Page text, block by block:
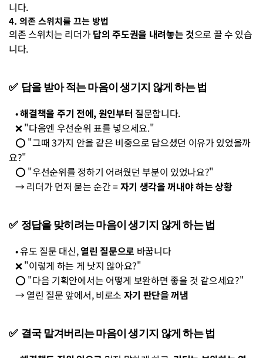
니다.
4. 의존 스위치를 끄는 방법
의존 스위치는 리더가 답의 주도권을 내려놓는 것으로 끌 수 있습
니다.
✅  답을 받아 적는 마음이 생기지 않게 하는 법
   •
해결책을 주기 전에, 원인부터 질문합니다.
   ❌ "다음엔 우선순위 표를 넣으세요."
요?"
   ⭕ "우선순위를 정하기 어려웠던 부분이 있었나요?"
   → 리더가 먼저 묻는 순간 =
자기 생각을 꺼내야 하는 상황
✅  정답을 맞히려는 마음이 생기지 않게 하는 법
   • 유도 질문 대신,
열린 질문으로 바꿉니다
   ❌ "이렇게 하는 게 낫지 않아요?"
   ⭕ "다음 기획안에서는 어떻게 보완하면 좋을 것 같으세요?"
   → 열린 질문 앞에서, 비로소
자기 판단을 꺼냄
✅  결국 맡겨버리는 마음이 생기지 않게 하는 법